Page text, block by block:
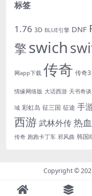
标签
1.76 3D BLUE引擎 DNF
擎swich
网app下载 传奇 传奇3
情缘网络版 大话西游 天书奇谈
域 彩虹岛 征三国 征途 手
西游 武林外传热
传奇 跑跑卡丁车 邪风曲 韩国
Copyright ©